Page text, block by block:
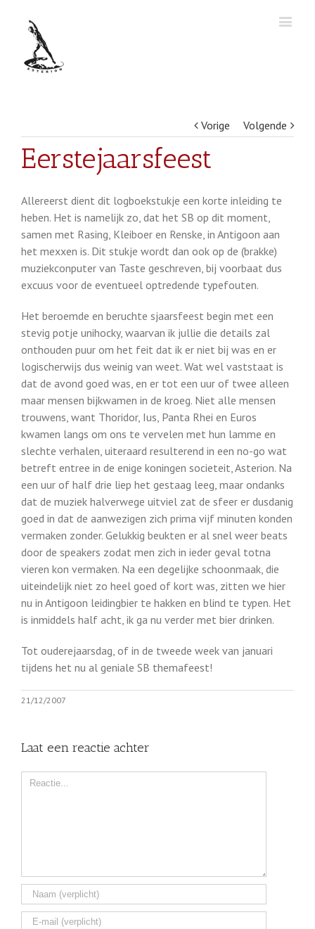
Vorige Volgende
Eerstejaarsfeest
Allereerst dient dit logboekstukje een korte inleiding te
heben. Het is namelijk zo, dat het SB op dit moment,
samen met Rasing, Kleiboer en Renske, in Antigoon aan
het mexxen is. Dit stukje wordt dan ook op de (brakke)
muziekconputer van Taste geschreven, bij voorbaat dus
excuus voor de eventueel optredende typefouten.
Het beroemde en beruchte sjaarsfeest begin met een
stevig potje unihocky, waarvan ik jullie die details zal
onthouden puur om het feit dat ik er niet bij was en er
logischerwijs dus weinig van weet. Wat wel vaststaat is
dat de avond goed was, en er tot een uur of twee alleen
maar mensen bijkwamen in de kroeg. Niet alle mensen
trouwens, want Thoridor, Ius, Panta Rhei en Euros
kwamen langs om ons te vervelen met hun lamme en
slechte verhalen, uiteraard resulterend in een no-go wat
betreft entree in de enige koningen societeit, Asterion. Na
een uur of half drie liep het gestaag leeg, maar ondanks
dat de muziek halverwege uitviel zat de sfeer er dusdanig
goed in dat de aanwezigen zich prima vijf minuten konden
vermaken zonder. Gelukkig beukten er al snel weer beats
door de speakers zodat men zich in ieder geval totna
vieren kon vermaken. Na een degelijke schoonmaak, die
uiteindelijk niet zo heel goed of kort was, zitten we hier
nu in Antigoon leidingbier te hakken en blind te typen. Het
is inmiddels half acht, ik ga nu verder met bier drinken.
Tot ouderejaarsdag, of in de tweede week van januari
tijdens het nu al geniale SB themafeest!
21/12/2007
Laat een reactie achter
Comment